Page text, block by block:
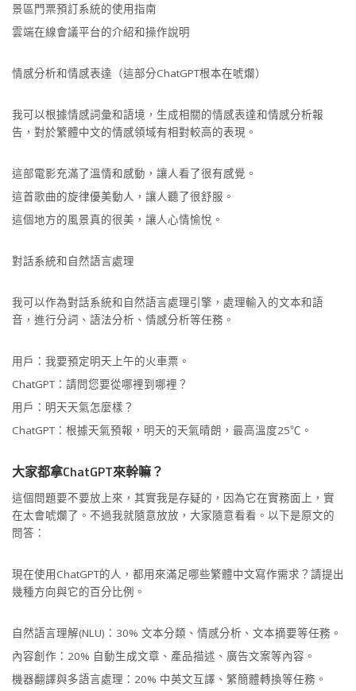
景區門票預訂系統的使用指南
雲端在線會議平台的介紹和操作說明
情感分析和情感表達（這部分ChatGPT根本在唬爛）
我可以根據情感詞彙和語境，生成相關的情感表達和情感分析報
告，對於繁體中文的情感領域有相對較高的表現。
這部電影充滿了溫情和感動，讓人看了很有感覺。
這首歌曲的旋律優美動人，讓人聽了很舒服。
這個地方的風景真的很美，讓人心情愉悅。
對話系統和自然語言處理
我可以作為對話系統和自然語言處理引擎，處理輸入的文本和語
音，進行分詞、語法分析、情感分析等任務。
用戶：我要預定明天上午的火車票。
ChatGPT：請問您要從哪裡到哪裡？
用戶：明天天氣怎麼樣？
ChatGPT：根據天氣預報，明天的天氣晴朗，最高溫度25℃。
大家都拿ChatGPT來幹嘛？
這個問題要不要放上來，其實我是存疑的，因為它在實務面上，實
在太會唬爛了。不過我就隨意放放，大家隨意看看。以下是原文的
問答：
現在使用ChatGPT的人，都用來滿足哪些繁體中文寫作需求？請提出
幾種方向與它的百分比例。
自然語言理解(NLU)：30% 文本分類、情感分析、文本摘要等任務。
內容創作：20% 自動生成文章、產品描述、廣告文案等內容。
機器翻譯與多語言處理：20% 中英文互譯、繁簡體轉換等任務。